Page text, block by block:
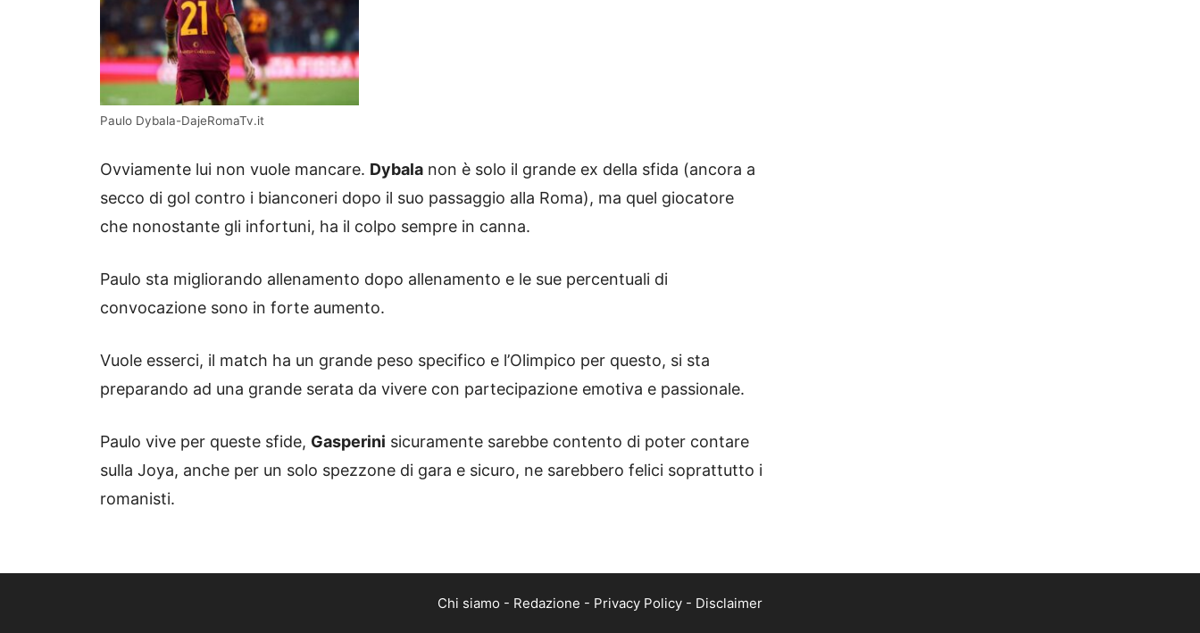
Paulo Dybala-DajeRomaTv.it
Ovviamente lui non vuole mancare. Dybala non è solo il grande ex della sfida (ancora a
secco di gol contro i bianconeri dopo il suo passaggio alla Roma), ma quel giocatore
che nonostante gli infortuni, ha il colpo sempre in canna.
Paulo sta migliorando allenamento dopo allenamento e le sue percentuali di
convocazione sono in forte aumento.
Vuole esserci, il match ha un grande peso specifico e l’Olimpico per questo, si sta
preparando ad una grande serata da vivere con partecipazione emotiva e passionale.
Paulo vive per queste sfide, Gasperini sicuramente sarebbe contento di poter contare
sulla Joya, anche per un solo spezzone di gara e sicuro, ne sarebbero felici soprattutto i
romanisti.
Chi siamo - Redazione - Privacy Policy - Disclaimer